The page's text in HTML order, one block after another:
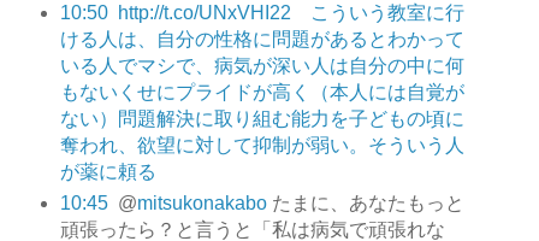
10:50
http://t.co/UNxVHI22 こういう教室に行
ける人は、自分の性格に問題があるとわかって
いる人でマシで、病気が深い人は自分の中に何
もないくせにプライドが高く（本人には自覚が
ない）問題解決に取り組む能力を子どもの頃に
奪われ、欲望に対して抑制が弱い。そういう人
が薬に頼る
10:45 @mitsukonakaboたまに、あなたもっと
頑張ったら？と言うと「私は病気で頑張れな